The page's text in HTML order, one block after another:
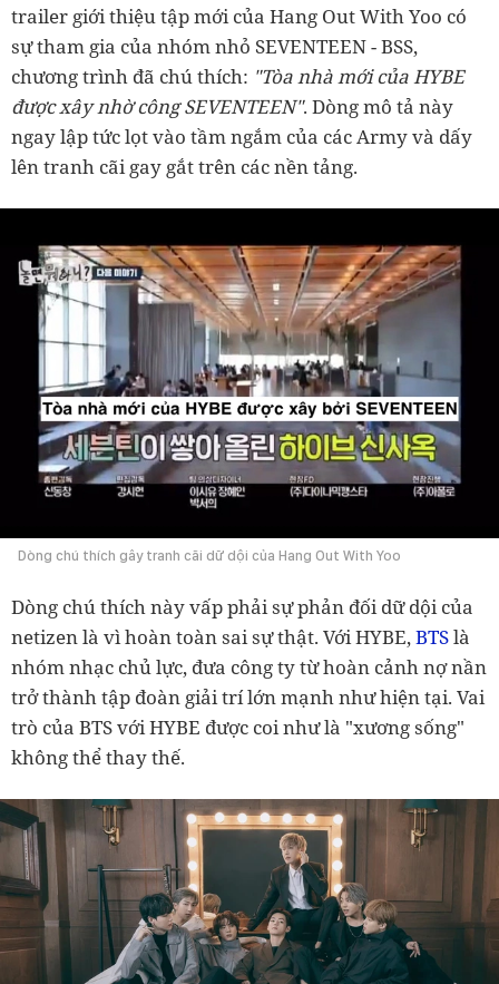
trailer giới thiệu tập mới của Hang Out With Yoo có
sự tham gia của nhóm nhỏ SEVENTEEN - BSS,
chương trình đã chú thích: "Tòa nhà mới của HYBE
được xây nhờ công SEVENTEEN". Dòng mô tả này
ngay lập tức lọt vào tầm ngắm của các Army và dấy
lên tranh cãi gay gắt trên các nền tảng.
Dòng chú thích gây tranh cãi dữ dội của Hang Out With Yoo
Dòng chú thích này vấp phải sự phản đối dữ dội của
netizen là vì hoàn toàn sai sự thật. Với HYBE,BTSlà
nhóm nhạc chủ lực, đưa công ty từ hoàn cảnh nợ nần
trở thành tập đoàn giải trí lớn mạnh như hiện tại. Vai
trò của BTS với HYBE được coi như là "xương sống"
không thể thay thế.